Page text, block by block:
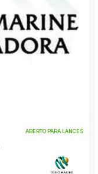
Pesquisar
ABERTO PARA LANCES